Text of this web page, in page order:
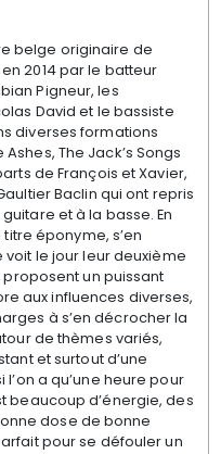
belge originaire de
2014 par le batteur
Pigneur, les
David et le bassiste
diverses formations
The Jack’s Songs
de François et Xavier,
Baclin qui ont repris
et à la basse.En
titre éponyme, s’en
voit le jour leur deuxième
proposent un puissant
aux influences diverses,
à s’en décrocher la
de thèmes variés,
et surtout d’une
a qu’une heure pour
beaucoup d’énergie, des
dose de bonne
pour se défouler un